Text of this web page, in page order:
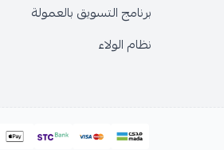
برنامج التسويق بالعمولة
نظام الولاء